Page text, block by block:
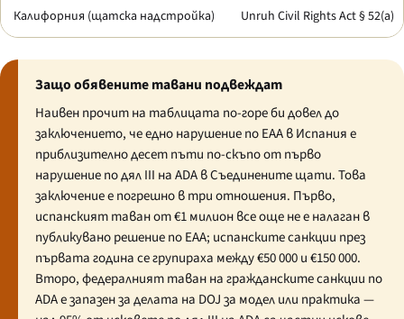
Калифорния (щатска надстройка) Unruh Civil Rights Act§ 52(a)
Защо обявените тавани подвеждат
Наивен прочит на таблицата по-горе би довел до
заключението, че едно нарушение по EAA в Испания е
приблизително десет пъти по-скъпо от първо
нарушение по дял III на ADA в Съединените щати. Това
заключение е погрешно в три отношения. Първо,
испанският таван от €1 милион все още не е налаган в
публикувано решение по EAA; испанските санкции през
първата година се групираха между €50 000 и €150 000.
Второ, федералният таван на гражданските санкции по
ADA е запазен за делата на DOJ за модел или практика —